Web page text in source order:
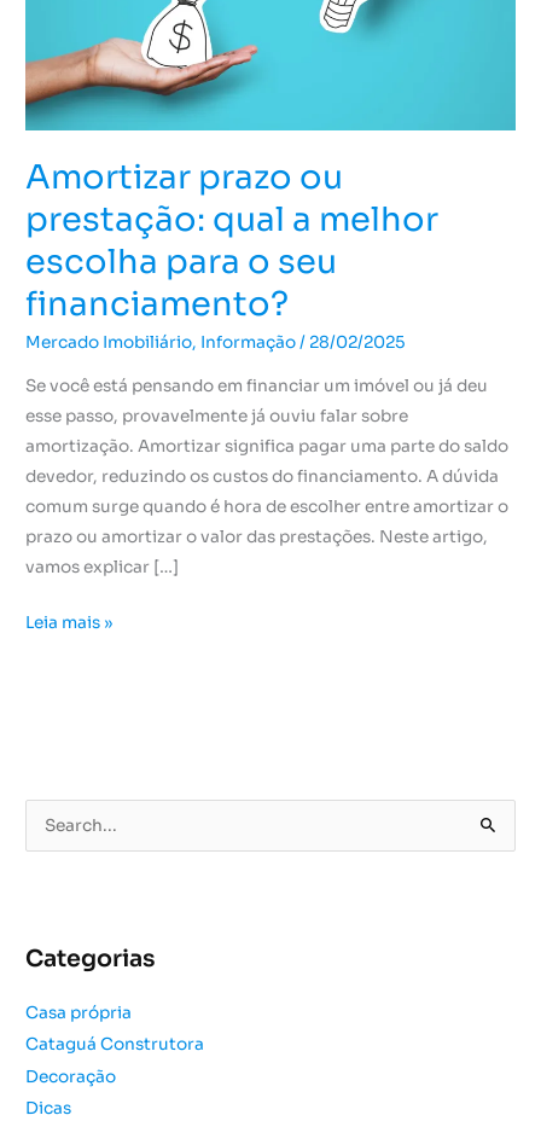
Amortizar prazo ou
prestação: qual a melhor
escolha para o seu
financiamento?
Mercado Imobiliário, Informação/ 28/02/2025
Se você está pensando em financiar um imóvel ou já deu
esse passo, provavelmente já ouviu falar sobre
amortização. Amortizar significa pagar uma parte do saldo
devedor, reduzindo os custos do financiamento. A dúvida
comum surge quando é hora de escolher entre amortizar o
prazo ou amortizar o valor das prestações. Neste artigo,
vamos explicar […]
melhor
escolha
para
seu
financiamento?
Leia mais »
e
i
a
r
p
o
Categorias
Casa própria
Cataguá Construtora
Decoração
Dicas